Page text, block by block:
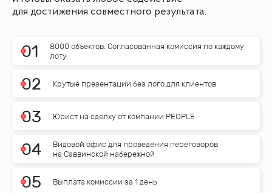
для достижения совместного результата.
01
8000 объектов. Согласованная комиссия по каждому
лоту
02 Крутые презентации без лого для клиентов
03 Юрист на сделку от компании PEOPLE
04
Видовой офис для проведения переговоров
на Саввинской набережной
05 Выплата комиссии за 1 день